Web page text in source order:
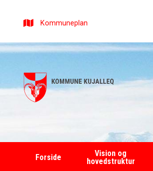
Kommuneplan
Forside
Vision og
hovedstruktur